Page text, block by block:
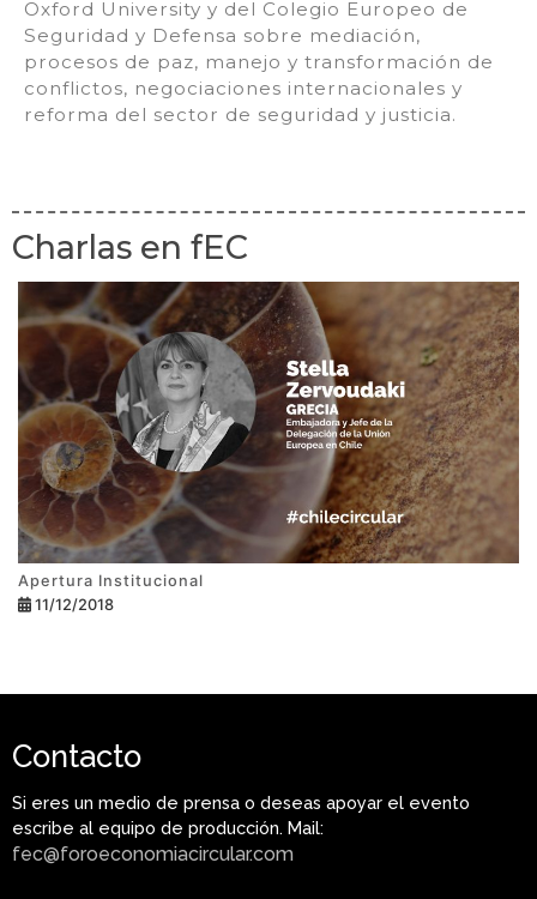
Oxford University y del Colegio Europeo de
Seguridad y Defensa sobre mediación,
procesos de paz, manejo y transformación de
conflictos, negociaciones internacionales y
reforma del sector de seguridad y justicia.
Charlas en fEC
Apertura Institucional
11/12/2018
Contacto
Si eres un medio de prensa o deseas apoyar el evento
escribe al equipo de producción. Mail:
fec@foroeconomiacircular.com